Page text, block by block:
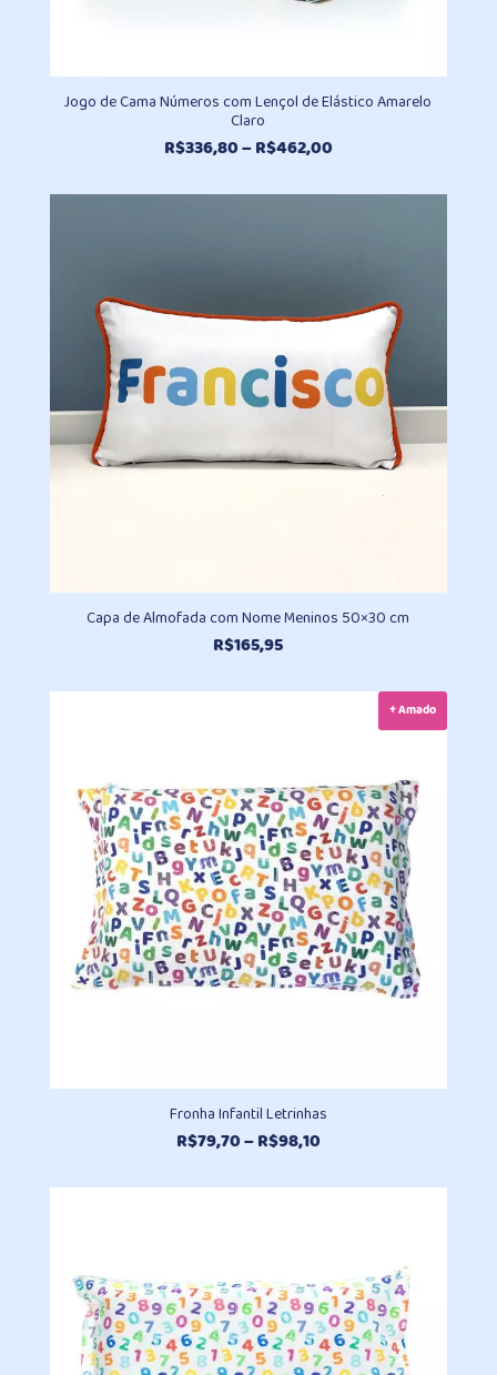
Jogo de Cama Números com Lençol de Elástico Amarelo
Claro
R$336,80–R$462,00Faixa
preço:
Capa de Almofada com Nome Meninos 50×30 cm
R$165,95
+ Amado
Fronha Infantil Letrinhas
R$79,70–R$98,10Faixa
preço: